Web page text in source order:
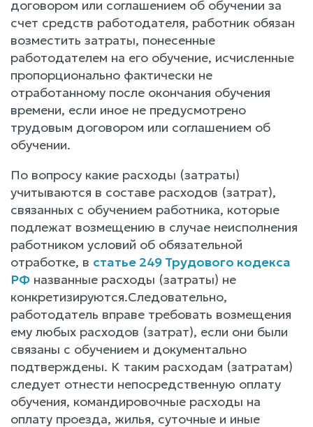
договором или соглашением об обучении за
счет средств работодателя, работник обязан
возместить затраты, понесенные
работодателем на его обучение, исчисленные
пропорционально фактически не
отработанному после окончания обучения
времени, если иное не предусмотрено
трудовым договором или соглашением об
обучении.
По вопросу какие расходы (затраты)
учитываются в составе расходов (затрат),
связанных с обучением работника, которые
подлежат возмещению в случае неисполнения
работником условий об обязательной
отработке, в статье 249 Трудового кодекса
РФ названные расходы (затраты) не
конкретизируются.Следовательно,
работодатель вправе требовать возмещения
ему любых расходов (затрат), если они были
связаны с обучением и документально
подтверждены. К таким расходам (затратам)
следует отнести непосредственную оплату
обучения, командировочные расходы на
оплату проезда, жилья, суточные и иные